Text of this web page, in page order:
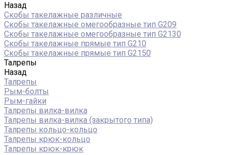
Назад
Скобы такелажные различные
Скобы такелажные омегообразные тип G209
Скобы такелажные омегообразные тип G2130
Скобы такелажные прямые тип G210
Скобы такелажные прямые тип G2150
Талрепы
Назад
Талрепы
Рым-болты
Рым-гайки
Талрепы вилка-вилка
Талрепы вилка-вилка (закрытого типа)
Талрепы кольцо-кольцо
Талрепы крюк-кольцо
Талрепы крюк-крюк